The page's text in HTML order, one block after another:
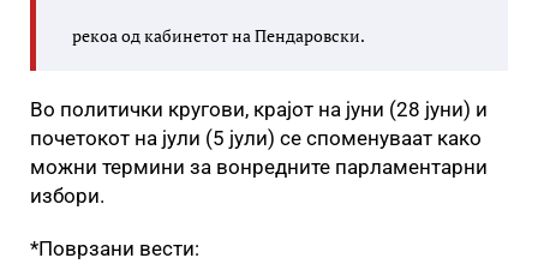
рекоа од кабинетот на Пендаровски.
Во политички кругови, крајот на јуни (28 јуни) и
почетокот на јули (5 јули) се споменуваат како
можни термини за вонредните парламентарни
избори.
*Поврзани вести: